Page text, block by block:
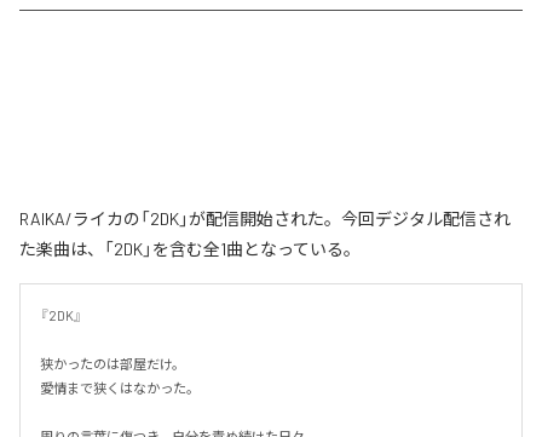
RAIKA/ライカの「2DK」が配信開始された。今回デジタル配信され
た楽曲は、「2DK」を含む全1曲となっている。
『2DK』
狭かったのは部屋だけ。
愛情まで狭くはなかった。